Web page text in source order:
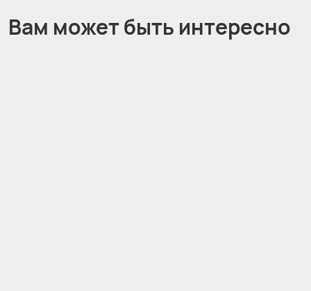
Вам может быть интересно